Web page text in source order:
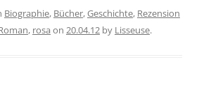
Biographie, Bücher,Geschichte, Rezension
, rosa on 20.04.12 by Lisseuse.